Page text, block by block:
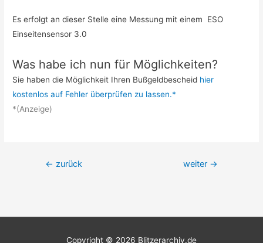
Es erfolgt an dieser Stelle eine Messung mit einem ESO
Einseitensensor 3.0
Was habe ich nun für Möglichkeiten?
Sie haben die Möglichkeit Ihren Bußgeldbescheid hier
kostenlos auf Fehler überprüfen zu lassen.*
*(Anzeige)
Beitrags-
← zurück weiter →
Copyright © 2026 Blitzerarchiv.de